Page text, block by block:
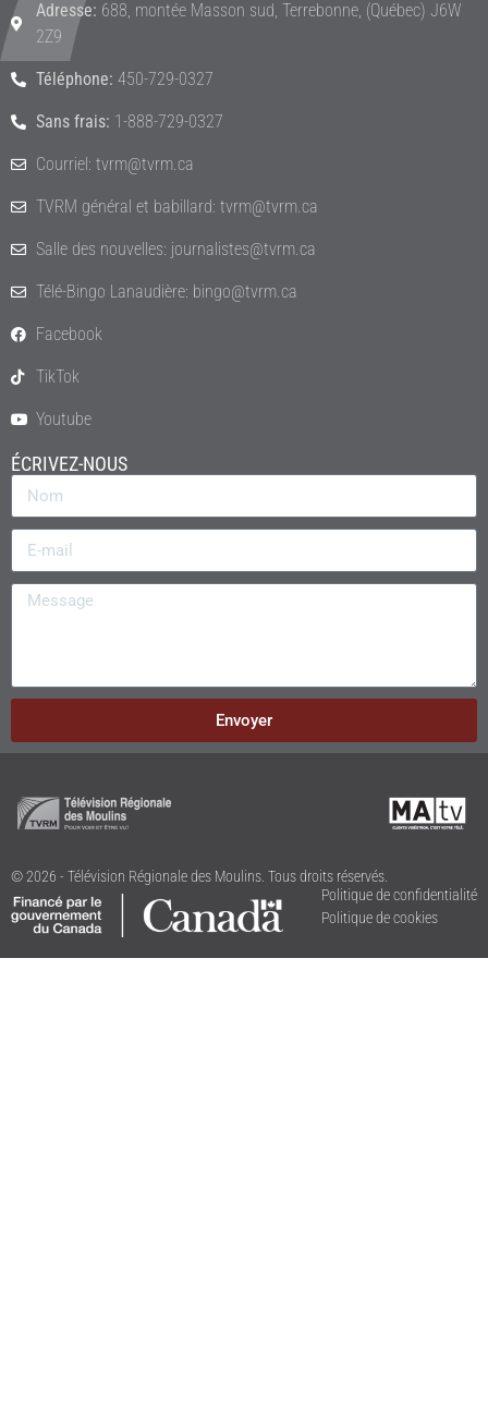
Adresse: 688, montée Masson sud, Terrebonne, (Québec) J6W
2Z9
Téléphone: 450-729-0327
Sans frais: 1-888-729-0327
Courriel: tvrm@tvrm.ca
TVRM général et babillard: tvrm@tvrm.ca
Salle des nouvelles: journalistes@tvrm.ca
Télé-Bingo Lanaudière: bingo@tvrm.ca
Facebook
TikTok
Youtube
ÉCRIVEZ-NOUS
Envoyer
© 2026 - Télévision Régionale des Moulins. Tous droits réservés.
Politique de confidentialité
Politique de cookies